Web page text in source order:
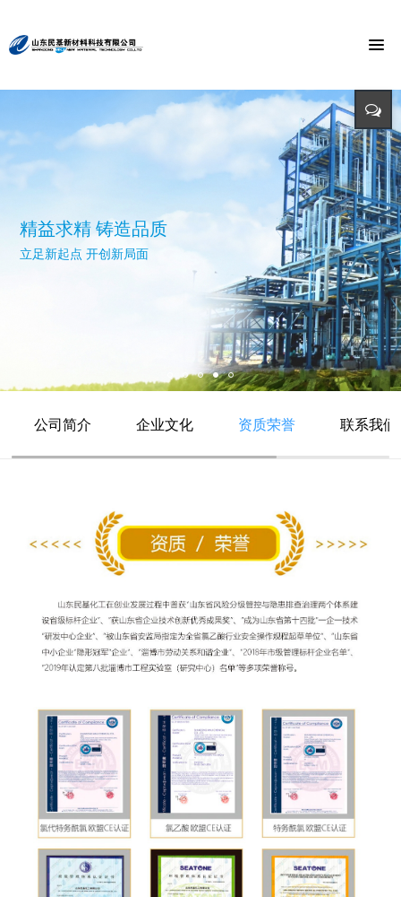
招标公告
招标详情及投标方式请点击查询（测试）
打造氯乙酸世界第一品牌
迈向世界价值链高端 打造世界精细化工绿色基地 创造氯乙酸国际
与时俱进 与市俱进 与世俱进
依靠科技创新 发展循环经济
精益求精 铸造品质
立足新起点 开创新局面
节能环保 捍卫能源
公司简介 企业文化 资质荣誉 联系我们